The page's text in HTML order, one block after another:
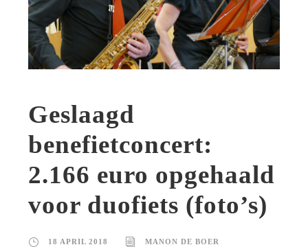
Geslaagd
benefietconcert:
2.166 euro opgehaald
voor duofiets (foto’s)
18 APRIL 2018 MANON DE BOER